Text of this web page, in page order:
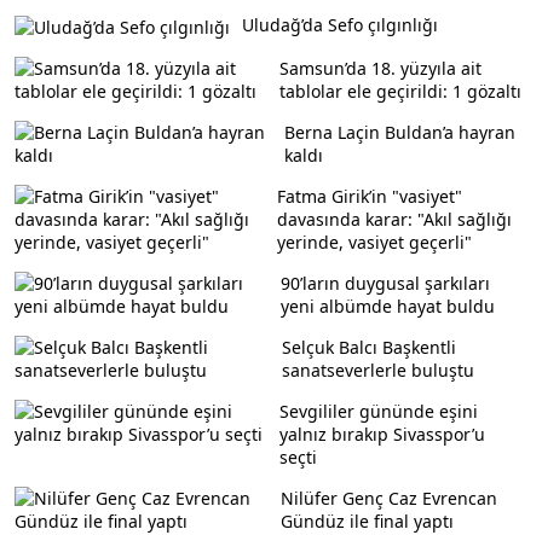
Uludağ’da Sefo çılgınlığı
Samsun’da 18. yüzyıla ait
tablolar ele geçirildi: 1 gözaltı
Berna Laçin Buldan’a hayran
kaldı
Fatma Girik’in "vasiyet"
davasında karar: "Akıl sağlığı
yerinde, vasiyet geçerli"
90’ların duygusal şarkıları
yeni albümde hayat buldu
Selçuk Balcı Başkentli
sanatseverlerle buluştu
Sevgililer gününde eşini
yalnız bırakıp Sivasspor’u
seçti
Nilüfer Genç Caz Evrencan
Gündüz ile final yaptı